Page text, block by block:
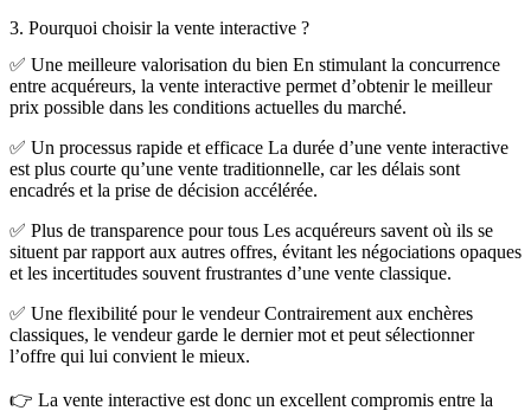
3. Pourquoi choisir la vente interactive ?
✅ Une meilleure valorisation du bien En stimulant la concurrence
entre acquéreurs, la vente interactive permet d’obtenir le meilleur
prix possible dans les conditions actuelles du marché.
✅ Un processus rapide et efficace La durée d’une vente interactive
est plus courte qu’une vente traditionnelle, car les délais sont
encadrés et la prise de décision accélérée.
✅ Plus de transparence pour tous Les acquéreurs savent où ils se
situent par rapport aux autres offres, évitant les négociations opaques
et les incertitudes souvent frustrantes d’une vente classique.
✅ Une flexibilité pour le vendeur Contrairement aux enchères
classiques, le vendeur garde le dernier mot et peut sélectionner
l’offre qui lui convient le mieux.
👉 La vente interactive est donc un excellent compromis entre la